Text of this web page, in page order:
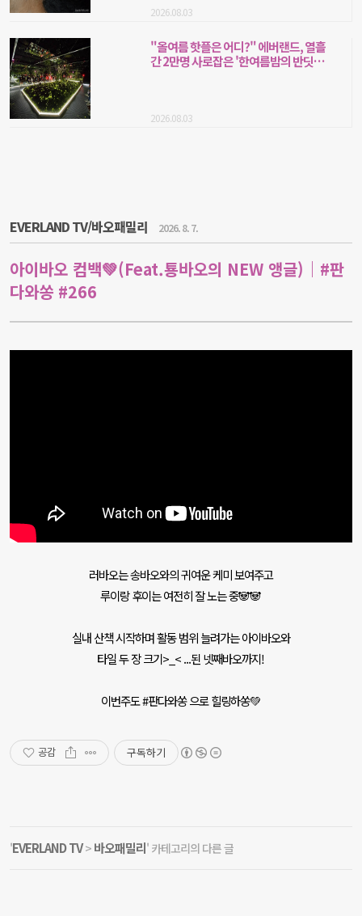
2026.08.03
"올여름 핫플은 어디?" 에버랜드, 열흘
간 2만명 사로잡은 '한여름밤의 반딧불
2026.08.03
EVERLAND TV/바오패밀리 2026. 8. 7.
아이바오 컴백💚(Feat.툥바오의 NEW 앵글)｜#판
다와쏭 #266
러바오는 송바오와의 귀여운 케미 보여주고
루이랑 후이는 여전히 잘 노는 중🐼🐼
실내 산책 시작하며 활동 범위 늘려가는 아이바오와
타일 두 장 크기>_< ...된 넷째바오까지!
이번주도 #판다와쏭 으로 힐링하쏭💚
공감 구독하기
'EVERLAND TV> 바오패밀리' 카테고리의 다른 글